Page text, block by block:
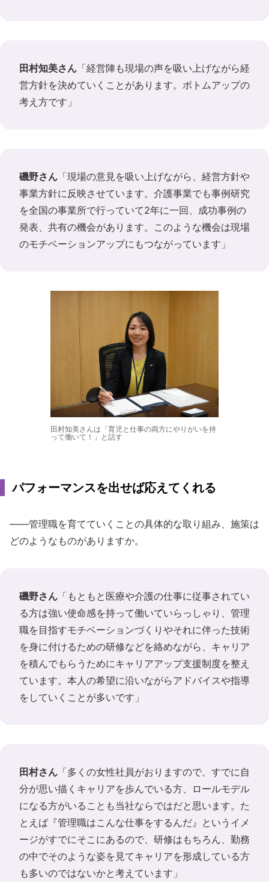
田村知美さん 「経営陣も現場の声を吸い上げながら経
営方針を決めていくことがあります。ボトムアップの
考え方です」
磯野さん 「現場の意見を吸い上げながら、経営方針や
事業方針に反映させています。介護事業でも事例研究
を全国の事業所で行っていて2年に一回、成功事例の
発表、共有の機会があります。このような機会は現場
のモチベーションアップにもつながっています」
田村知美さんは「育児と仕事の両方にやりがいを持
って働いて！」と話す
パフォーマンスを出せば応えてくれる
――管理職を育てていくことの具体的な取り組み、施策は
どのようなものがありますか。
磯野さん 「もともと医療や介護の仕事に従事されてい
る方は強い使命感を持って働いていらっしゃり、管理
職を目指すモチベーションづくりやそれに伴った技術
を身に付けるための研修などを絡めながら、キャリア
を積んでもらうためにキャリアアップ支援制度を整え
ています。本人の希望に沿いながらアドバイスや指導
をしていくことが多いです」
田村さん 「多くの女性社員がおりますので、すでに自
分が思い描くキャリアを歩んでいる方、ロールモデル
になる方がいることも当社ならではだと思います。た
とえば『管理職はこんな仕事をするんだ』というイメ
ージがすでにそこにあるので、研修はもちろん、勤務
の中でそのような姿を見てキャリアを形成している方
も多いのではないかと考えています」